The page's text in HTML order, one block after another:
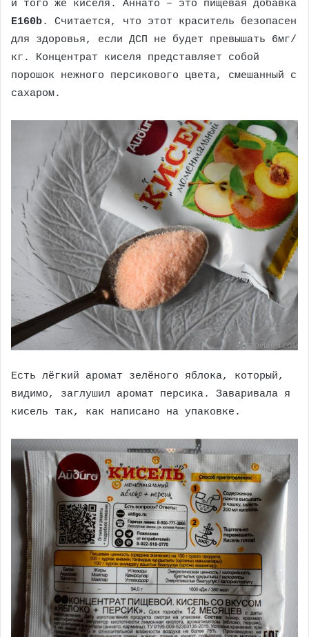
и того же киселя. Аннато – это пищевая добавка
Е160b. Считается, что этот краситель безопасен
для здоровья, если ДСП не будет превышать 6мг/
кг. Концентрат киселя представляет собой
порошок нежного персикового цвета, смешанный с
сахаром.
Есть лёгкий аромат зелёного яблока, который,
видимо, заглушил аромат персика. Заваривала я
кисель так, как написано на упаковке.